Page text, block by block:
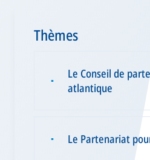
Thèmes
▪
Le Conseil de
atlantique
▪ Le Partenariat